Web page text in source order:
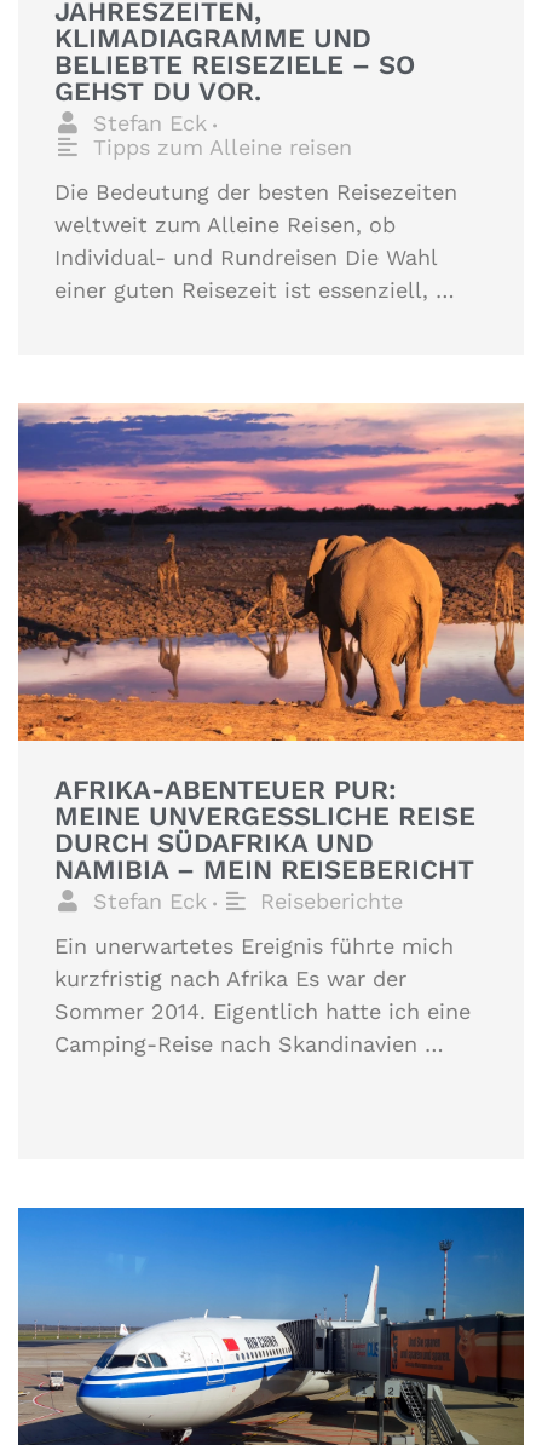
JAHRESZEITEN,
KLIMADIAGRAMME UND
BELIEBTE REISEZIELE – SO
GEHST DU VOR.
Stefan Eck •
Tipps zum Alleine reisen
Die Bedeutung der besten Reisezeiten
weltweit zum Alleine Reisen, ob
Individual- und Rundreisen Die Wahl
einer guten Reisezeit ist essenziell, …
AFRIKA-ABENTEUER PUR:
MEINE UNVERGESSLICHE REISE
DURCH SÜDAFRIKA UND
NAMIBIA – MEIN REISEBERICHT
Stefan Eck •
Reiseberichte
Ein unerwartetes Ereignis führte mich
kurzfristig nach Afrika Es war der
Sommer 2014. Eigentlich hatte ich eine
Camping-Reise nach Skandinavien …